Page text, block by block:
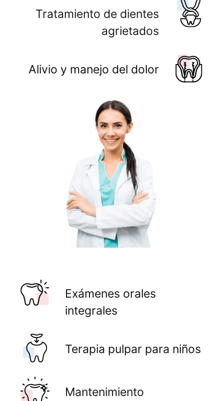
Tratamiento de dientes
agrietados
Alivio y manejo del dolor
Exámenes orales
integrales
Terapia pulpar para niños
Mantenimiento